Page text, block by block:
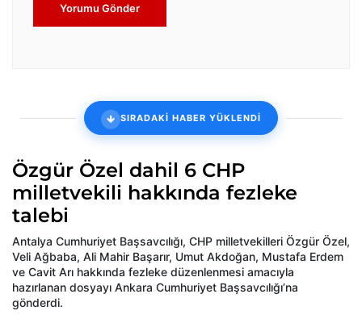
Yorumu Gönder
SIRADAKİ HABER YÜKLENDİ
Özgür Özel dahil 6 CHP
milletvekili hakkında fezleke
talebi
Antalya Cumhuriyet Başsavcılığı, CHP milletvekilleri Özgür Özel,
Veli Ağbaba, Ali Mahir Başarır, Umut Akdoğan, Mustafa Erdem
ve Cavit Arı hakkında fezleke düzenlenmesi amacıyla
hazırlanan dosyayı Ankara Cumhuriyet Başsavcılığı’na
gönderdi.